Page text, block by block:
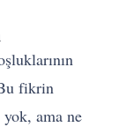
fikrin
ama ne